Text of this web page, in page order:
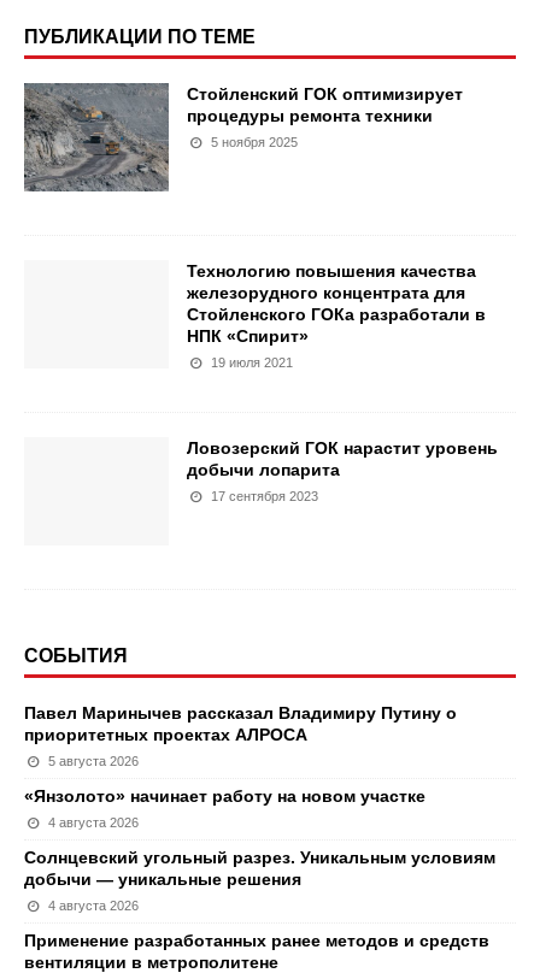
ПУБЛИКАЦИИ ПО ТЕМЕ
Стойленский ГОК оптимизирует
процедуры ремонта техники
5 ноября 2025
Технологию повышения качества
железорудного концентрата для
Стойленского ГОКа разработали в
НПК «Спирит»
19 июля 2021
Ловозерский ГОК нарастит уровень
добычи лопарита
17 сентября 2023
СОБЫТИЯ
Павел Маринычев рассказал Владимиру Путину о
приоритетных проектах АЛРОСА
5 августа 2026
«Янзолото» начинает работу на новом участке
4 августа 2026
Солнцевский угольный разрез. Уникальным условиям
добычи — уникальные решения
4 августа 2026
Применение разработанных ранее методов и средств
вентиляции в метрополитене